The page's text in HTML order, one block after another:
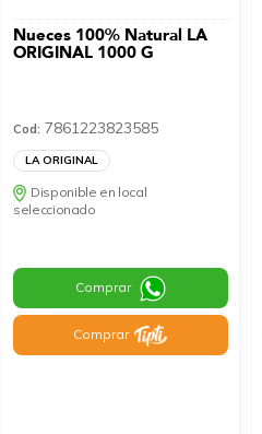
Nueces 100% Natural LA
ORIGINAL 1000 G
Cod: 7861223823585
LA ORIGINAL
Disponible en local
seleccionado
Comprar
Comprar